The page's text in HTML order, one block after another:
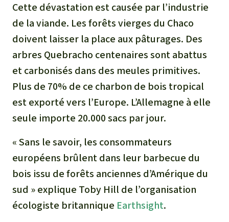
Cette dévastation est causée par l’industrie
de la viande. Les forêts vierges du Chaco
doivent laisser la place aux pâturages. Des
arbres Quebracho centenaires sont abattus
et carbonisés dans des meules primitives.
Plus de 70% de ce charbon de bois tropical
est exporté vers l’Europe. L’Allemagne à elle
seule importe 20.000 sacs par jour.
« Sans le savoir, les consommateurs
européens brûlent dans leur barbecue du
bois issu de forêts anciennes d’Amérique du
sud » explique Toby Hill de l’organisation
écologiste britannique Earthsight.